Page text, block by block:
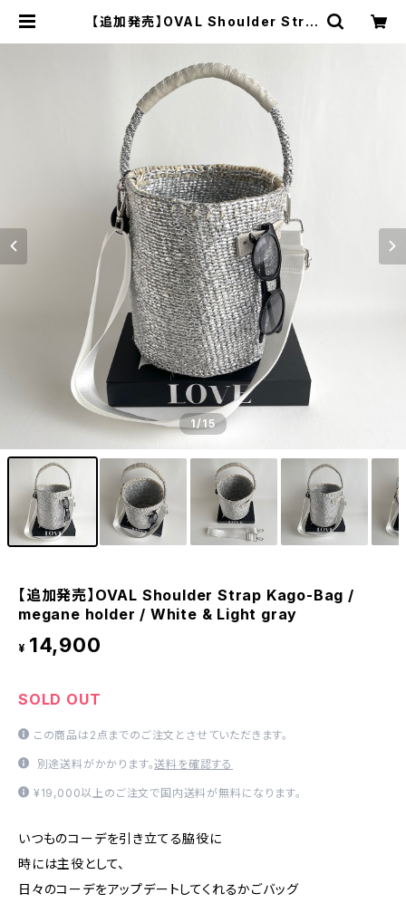
【追加発売】OVAL Shoulder Stra
ue
1/15
【追加発売】OVAL Shoulder Strap Kago-Bag /
megane holder / White & Light gray
¥ 14,900
SOLD OUT
この商品は2点までのご注文とさせていただきます。
別途送料がかかります。送料を確認する
¥19,000以上のご注文で国内送料が無料になります。
いつものコーデを引き立てる脇役に
時には主役として、
日々のコーデをアップデートしてくれるかごバッグ